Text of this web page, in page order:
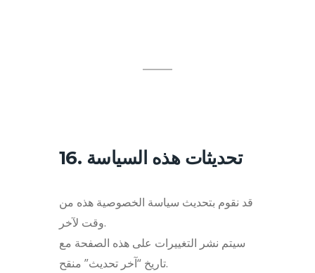
16. تحديثات هذه السياسة
قد نقوم بتحديث سياسة الخصوصية هذه من
وقت لآخر.
سيتم نشر التغييرات على هذه الصفحة مع
تاريخ “آخر تحديث” منقح.